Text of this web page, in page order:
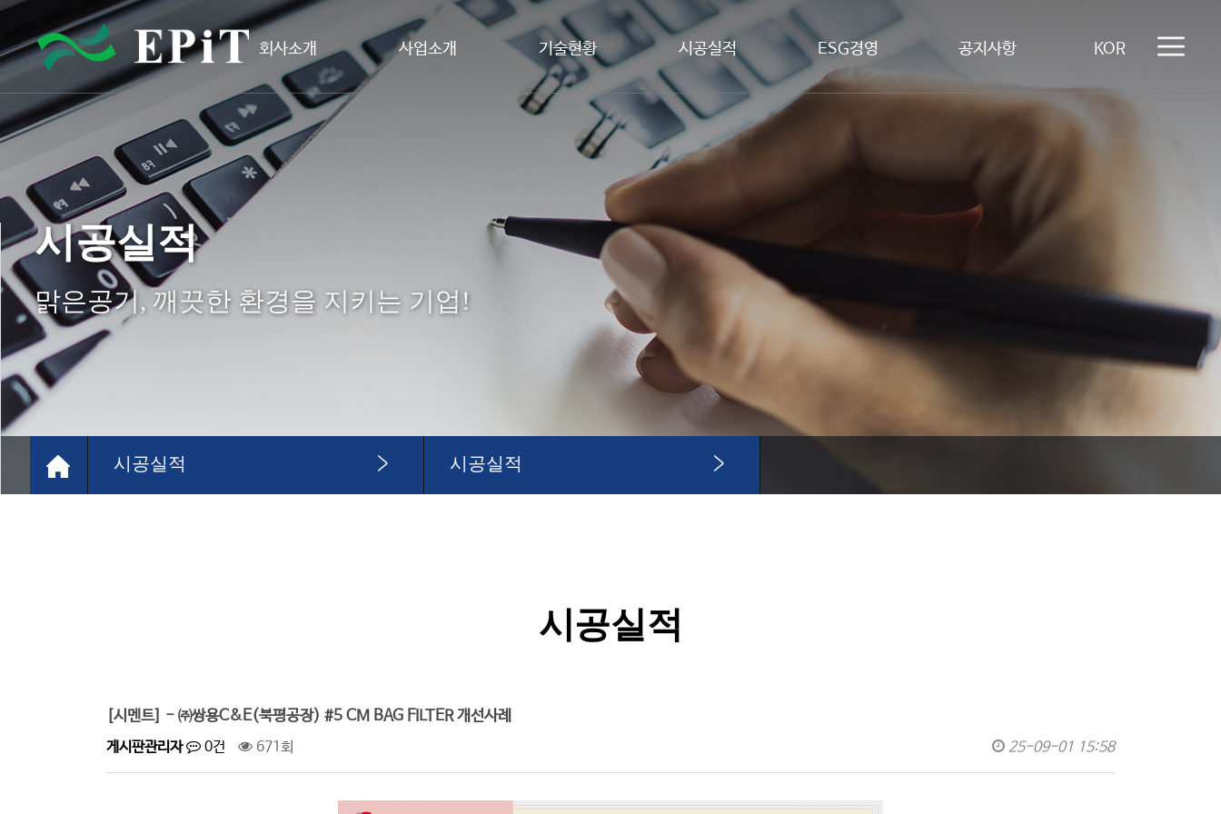
회사소개 사업소개 기술현황 시공실적 ESG경영 공지사항 KOR
시공실적
맑은공기, 깨끗한 환경을 지키는 기업!
시공실적 시공실적
시공실적
[시멘트] - ㈜쌍용C&E(북평공장) #5 CM BAG FILTER 개선사례
게시판관리자
0건 671회 25-09-01 15:58